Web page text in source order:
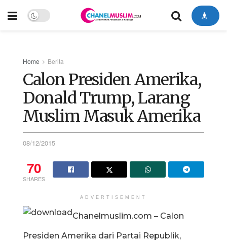
Home Berita
Calon Presiden Amerika,
Donald Trump, Larang
Muslim Masuk Amerika
08/12/2015
70
SHARES
ADVERTISEMENT
Chanelmuslim.com – Calon
Presiden Amerika dari Partai Republik,